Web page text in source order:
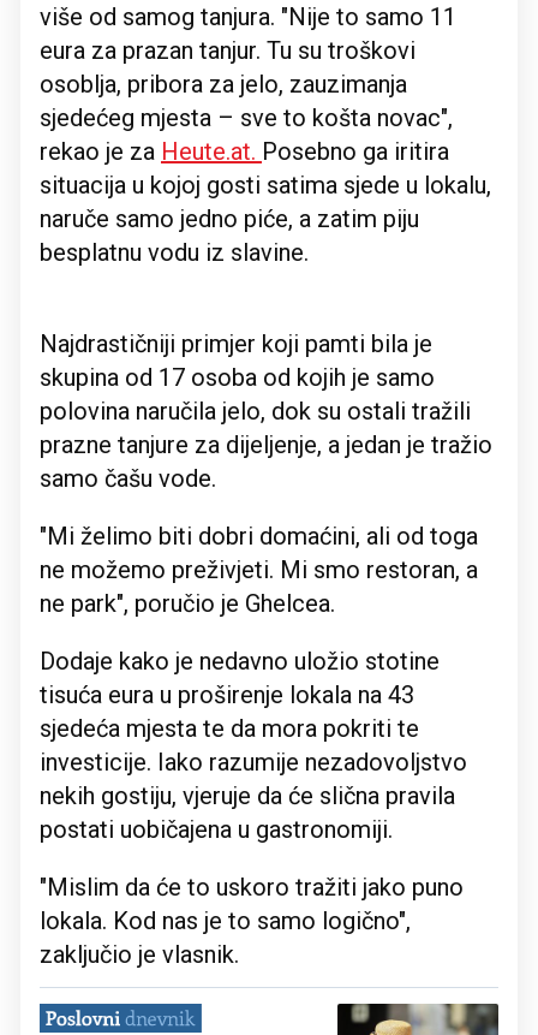
više od samog tanjura. "Nije to samo 11
eura za prazan tanjur. Tu su troškovi
osoblja, pribora za jelo, zauzimanja
sjedećeg mjesta – sve to košta novac",
rekao je za Heute.at. Posebno ga iritira
situacija u kojoj gosti satima sjede u lokalu,
naruče samo jedno piće, a zatim piju
besplatnu vodu iz slavine.
Najdrastičniji primjer koji pamti bila je
skupina od 17 osoba od kojih je samo
polovina naručila jelo, dok su ostali tražili
prazne tanjure za dijeljenje, a jedan je tražio
samo čašu vode.
"Mi želimo biti dobri domaćini, ali od toga
ne možemo preživjeti. Mi smo restoran, a
ne park", poručio je Ghelcea.
Dodaje kako je nedavno uložio stotine
tisuća eura u proširenje lokala na 43
sjedeća mjesta te da mora pokriti te
investicije. Iako razumije nezadovoljstvo
nekih gostiju, vjeruje da će slična pravila
postati uobičajena u gastronomiji.
"Mislim da će to uskoro tražiti jako puno
lokala. Kod nas je to samo logično",
zaključio je vlasnik.